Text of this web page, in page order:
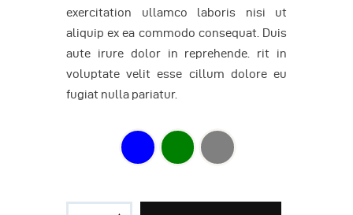
exercitation ullamco laboris nisi ut
aliquip ex ea commodo consequat. Duis
aute irure dolor in reprehende. rit in
voluptate velit esse cillum dolore eu
fugiat nulla pariatur.